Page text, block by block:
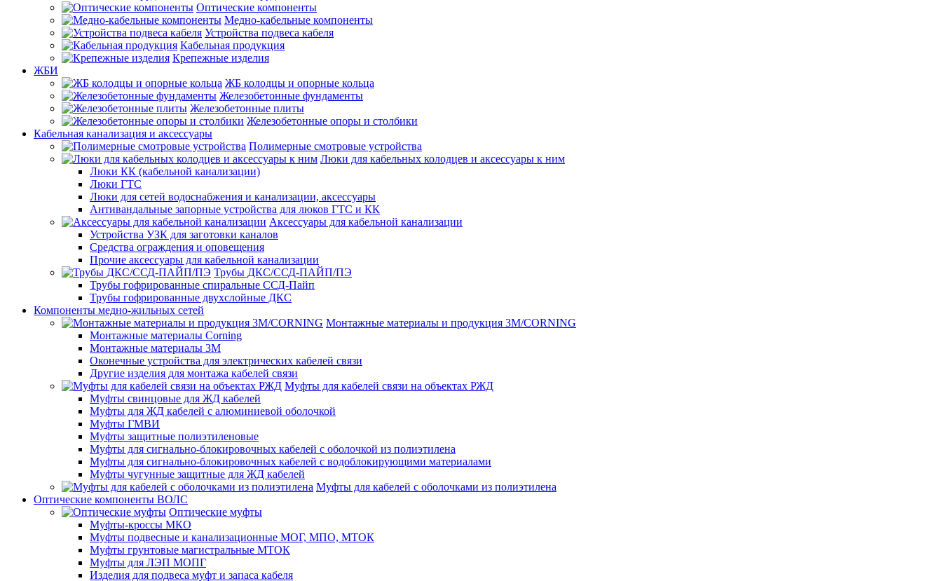
Оптические компоненты
Медно-кабельные компоненты
Устройства подвеса кабеля
Кабельная продукция
Крепежные изделия
ЖБИ
ЖБ колодцы и опорные кольца
Железобетонные фундаменты
Железобетонные плиты
Железобетонные опоры и столбики
Кабельная канализация и аксессуары
Полимерные смотровые устройства
Люки для кабельных колодцев и аксессуары к ним
Люки КК (кабельной канализации)
Люки ГТС
Люки для сетей водоснабжения и канализации, аксессуары
Антивандальные запорные устройства для люков ГТС и КК
Аксессуары для кабельной канализации
Устройства УЗК для заготовки каналов
Средства ограждения и оповещения
Прочие аксессуары для кабельной канализации
Трубы ДКС/ССД-ПАЙП/ПЭ
Трубы гофрированные спиральные ССД-Пайп
Трубы гофрированные двухслойные ДКС
Компоненты медно-жильных сетей
Монтажные материалы и продукция 3M/CORNING
Монтажные материалы Corning
Монтажные материалы 3M
Оконечные устройства для электрических кабелей связи
Другие изделия для монтажа кабелей связи
Муфты для кабелей связи на объектах РЖД
Муфты свинцовые для ЖД кабелей
Муфты для ЖД кабелей с алюминиевой оболочкой
Муфты ГМВИ
Муфты защитные полиэтиленовые
Муфты для сигнально-блокировочных кабелей с оболочкой из полиэтилена
Муфты для сигнально-блокировочных кабелей с водоблокирующими материалами
Муфты чугунные защитные для ЖД кабелей
Муфты для кабелей с оболочками из полиэтилена
Оптические компоненты ВОЛС
Оптические муфты
Муфты-кроссы МКО
Муфты подвесные и канализационные МОГ, МПО, МТОК
Муфты грунтовые магистральные МТОК
Муфты для ЛЭП МОПГ
Изделия для подвеса муфт и запаса кабеля